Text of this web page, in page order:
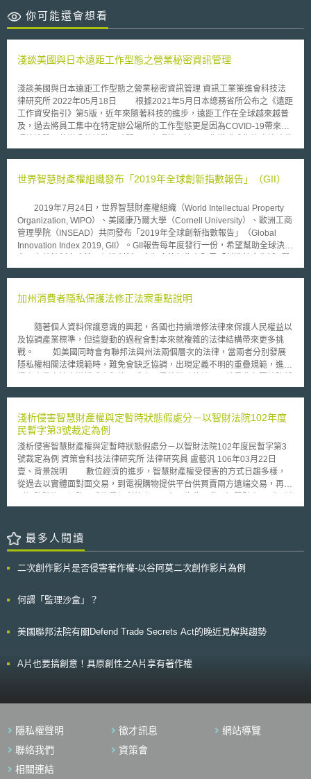
你可能還會想看
淺談美國與日本遠距工作型態之營業秘密資訊管理
淺談美國與日本遠距工作型態之營業秘密資訊管理 資訊工業策進會科技法
律研究所 2022年05月18日 根據2021年5月日本總務省所公布之《遠距
工作資安指引》第5版，近年來隨著科技的進步，遠距工作在全球越來越普
及，過去將員工集中在特定辦公場所的工作型態更是因為COVID-19帶來的
的新生活常態。 因應資訊化時代，企業在推動遠距工作時，除業務效
辦公時要如何確保其設備有足夠的防毒軟體保護、重要機密資訊是否會有外
工管理不足，所產生的營業秘密資訊外洩風險為核心議題，研析並彙整日本
於2021年5月由日本總務省所公布之《遠距工作資安指引》第5版[1]，以及
美國2022年3月針對與遠距工作相關判決Peoplestrategy v. Lively Emp.
Servs.之案例[2]內容，藉此給予我國企業參考在遠距工作模式中應注意的營
業秘密問題與因應對策。 壹、遠距工作之型態 遠距工作是指藉由資訊
點及時間之工作方式。以日本遠距工作的型態為例，依據業務執行的地點，
公：在居住地執行業務的工作方式。此方式因節省通勤時間，是一種有效兼
工。 2.衛星辦公室（Satellite Office）辦公：在居住地附近，或在通勤主要
辦公室的沿途地點設置衛星辦公室。在達到縮短通勤時間的同時，可選擇優
於居住地之環境執行業務，亦可在移動過程中完成工作，提高工作效率。 3.
行動辦公：運用筆記型電腦辦公，自由選擇處理業務的地點。包含在渡假
村、旅遊勝地一邊工作一邊休假之「工作渡假」也可歸類於此型態。 貳、
遠距工作之風險及其對策 遠距工作時，企業內外部資訊的交換或存取
在網路流通的過程中受到惡意程式的攻擊，或是遠距工作的終端機、紀錄媒
體所存入的資料有被竊取、遺失的風險。例如商務電子郵件詐欺（Business
息，藉此取得其他公司之聯絡資訊。近年來BEC的攻擊途徑亦增加以財務部
門等資安意識較薄弱的基層員工為攻擊對象的案例[3]。 由於員工在遠
距工作時，常使用私人電腦或智慧型手機等終端機進行業務資料流通，若員
工所持有的終端機資安風險有管控不佳的情況，即有可能被間接利用作為竊
關於遠距工作網路資安的風險對策，在技術層面上，企業可使用防毒軟體或
電子郵件系統的過濾功能，設定遠距工作之員工無法開啟含有惡意程式的檔
案，或是透過雲端服務供應商代為控管存取資料之驗證機制，使遠距工作的
如將資料分成「機密資訊」、「業務資訊」、「公開資訊」 三個等級[5]，
證等較高規格的保密措施[6]。在內部制度面上，企業則可安排定期遠距工作
資安教育訓練、將可疑網站或郵件資訊刊登在企業電子報、公告提醒員工近
理者指定的方法連結，未經許可不得變更設定。 除上述網路資安的風
施[7]。如果企業已採取合理保密措施，而員工在知悉(或應該知悉)有以不正
當手段獲得營業秘密之情事，則企業有權要求該員工承擔營業秘密被盜用之
賠償責任[8]。在本案中，原告Peoplestrategy公司除了要求員工須簽屬保密
協議外，同時有採取保護措施，禁止員工將公司資訊存入筆記型電腦，並且
要求員工離職時返還公司所屬之機密資訊，並讀取資訊的過程中，系統會跳
世界智慧財產權組織發布「2019年全球創新指數報告」（GII）
2019年7月24日，世界智慧財產權組織（World Intellectual Property
Organization, WIPO）、美國康乃爾大學（Cornell University）、歐洲工商
管理學院（INSEAD）共同發布「2019年全球創新指數報告」（Global
Innovation Index 2019, GII）。GII報告每年度發行一份，希望幫助全球決策
療創新之未來展望」，內容展望創新醫療，包括：導入人工智慧（artificial
式，將會改變醫療照護。醫療創新無論是在診斷或預後，由於大數據、物聯
來的是倫理、社會經濟等多方面、史無前例且迫切的挑戰。報告中提及幾項
重要發現： 儘管經濟衰退，然而全球創新遍地成長，不可忽略保護主義對
於全球創新的潛在風險。 創新版圖開始位移，中收入的經濟體開始嶄露頭
角，值得一提的是以色列躋身第十名，而南韓也在前二十名的名單。 創新
的投入和成果（innovation inputs and outputs）仍集中於特定少數經濟體
從「重量不重質」，蛻變為「重質不重量」，仍為改革的重要方針。 多數
及化，方能透過醫療創新打造健康生活。 GII依據80項指標評比129個
經濟體，指出，全球創新指數最高的國家排名前五名為：瑞士、瑞典、美
國、荷蘭、英國，均為高所得國家。中高所得國家創新指數前三名為：中
國、馬來西亞、保加利亞；中低所得國家前三名為：越南、烏克蘭、喬治
亞；低所得國家前三名則是：盧安達、塞內加爾、坦尚尼亞。至於區域性的
創性領袖國是印度（中亞與南亞）、南非（撒哈拉以南非洲）、智利（拉丁
美洲和加勒比海地區）、以色列（北非與西亞）、新加坡（東南亞、東亞與
大洋洲）。最頂尖的自然與科技聚落所在國家為：美國、中國、德國；並特
京-橫濱（日本）、深圳-香港（中國大陸）、首爾（南韓）、北京（中國大
陸）、聖荷西-洛杉磯（美國）。
加州消費者隱私保護法修正法案重點說明
隨著個人資料保護意識的興起，各國也持續增修法律來保護人民權益以
及協調產業標準，但這變動的過程會對本來就複雜的法律結構帶來更多挑
戰。 如美國同時會有聯邦法與州法兩個層次的法律，當兩者分別發展
隱私權相關法律規範時，難免會缺乏協調，出現定義不明的重疊規範，進而
了產業發展速度，以及提高了消費者獲得服務的成本。 日前美國加州
保護法（California Consumer Privacy Act, CCPA）」，使該部法案對於個
人資料保護與利用之規範日漸完備，並減少與聯邦政府重複管轄項目，進而
達到合理降低州內企業的遵法成本。美國加州州長紐松（Gavin Newsom）
簽署的CCPA修正案「AB-713號法案」（Assembly Bill No. 713, an act to
amend Sections 1798.130 and 1798.145 of the Civil Code ）通過後，
CCPA之適用範圍將限縮。若「同時符合」下列二者條件，則可免受CCPA
規範： 受「加州醫療資訊保密法」（the California’s Confidentiality of
可攜性及責任法」（Health Insurance Portability and Accountability Act,
HIPPA）之標準，已去識別化的資訊。 換言之，已經依HIPAA標準去識
別化之第一點資訊，即可豁免CCPA針對個人資料保護之相關規定。此將減
或販售行為，增設了契約須載明下列規範架構之條款內容： 如有利用或販
授權利用人以任何方式重新識別去識別化資訊。 除法律另有規定，或第三
所涵蓋販售或揭露去識別化病患資訊的企業，其隱私政策聲明應納入以下內
訊之去識別化。 整體來說，「AB-713號法案」讓CCPA的規範稍加鬆
範圍，在處理上有更多彈性，惟同時也要求企業須充分揭露其個人資料處理
淺析侵害智慧財產權與定暫時狀態假處分－以智財法院102年度
民暫字第3號裁定為例
淺析侵害智慧財產權與定暫時狀態假處分－以智財法院102年度民暫字第3
號裁定為例 資策會科技法律研究所 法律研究員 盧藝汎 106年03月22日
壹、背景說明 數位經濟的進步，智慧財產權受侵害的方式日趨多樣，
從過去以實體面對面交易，到電視購物提供平台供買賣兩方遠端交易，再走
智財局）於2013年曾計畫修法，針對伺服器設置於境外的網站，如其網站
經一定法定程序，令網路服務提供者（即ISP）以封鎖網際網路位址
(Internet Protocol Address)或網域名稱系統(Domain Name System，簡稱
對聲浪頗多，經漫長討論後仍回歸由司法程序處理之方向，而停止推動由行
產權於境外網站受侵害之情況，如有意向法院提起訴訟，即面臨到須先確認
鎖該境外網站，避免損害持續擴大。爰此，本文以下便以被侵害人針對境外
財法院102年度民暫字第3號裁定為例進行討論。 貳、境外網站與平台提供
有認為因其提供使用者平台，自應負擔共同侵權責任[5]；亦有認為，其服務
提供性質上為民法上居間[6]，既未直接參與交易且獨立於當事人外，如有侵
故亦僅係負擔間接侵權責任[7]。 查民法第185條有關共同侵權責任之成
最多人閱讀
二次創作影片是否侵害著作權-以谷阿莫二次創作影片為例
何謂「監理沙盒」？
美國聯邦法院有關Defend Trade Secrets Act的晚近見解與趨勢
A片也要搞創意！具原創性之A片享有著作權
隱私權聲明 徵才訊息
網站導覽
聯絡我們
資策會
相關連結